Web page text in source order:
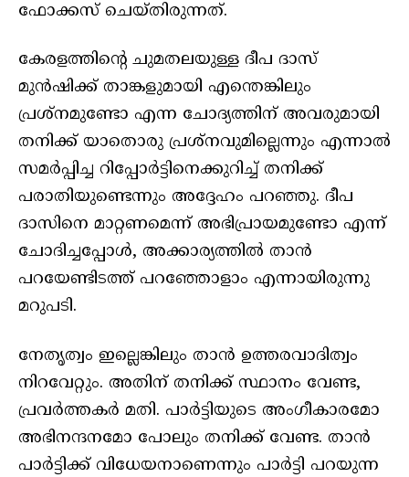
ഫോക്കസ് ചെയ്തിരുന്നത്.
കേരളത്തിന്റെ ചുമതലയുള്ള ദീപ ദാസ്
മുൻഷിക്ക് താങ്കളുമായി എന്തെങ്കിലും
പ്രശ്‌നമുണ്ടോ എന്ന ചോദ്യത്തിന് അവരുമായി
തനിക്ക് യാതൊരു പ്രശ്‌നവുമില്ലെന്നും എന്നാൽ
സമർപ്പിച്ച റിപ്പോർട്ടിനെക്കുറിച്ച് തനിക്ക്
പരാതിയുണ്ടെന്നും അദ്ദേഹം പറഞ്ഞു. ദീപ
ദാസിനെ മാറ്റണമെന്ന് അഭിപ്രായമുണ്ടോ എന്ന്
ചോദിച്ചപ്പോൾ, അക്കാര്യത്തിൽ താൻ
പറയേണ്ടിടത്ത് പറഞ്ഞോളാം എന്നായിരുന്നു
മറുപടി.
നേതൃത്വം ഇല്ലെങ്കിലും താൻ ഉത്തരവാദിത്വം
നിറവേറ്റും. അതിന് തനിക്ക് സ്ഥാനം വേണ്ട,
പ്രവർത്തകർ മതി. പാർട്ടിയുടെ അംഗീകാരമോ
അഭിനന്ദനമോ പോലും തനിക്ക് വേണ്ട. താൻ
പാർട്ടിക്ക് വിധേയനാണെന്നും പാർട്ടി പറയുന്ന